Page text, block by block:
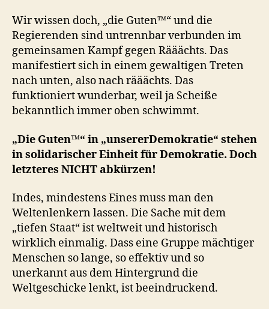
Wir wissen doch, „die Guten™“ und die
Regierenden sind untrennbar verbunden im
gemeinsamen Kampf gegen Rääächts. Das
manifestiert sich in einem gewaltigen Treten
nach unten, also nach rääächts. Das
funktioniert wunderbar, weil ja Scheiße
bekanntlich immer oben schwimmt.
„Die Guten™“ in „unsererDemokratie“ stehen
in solidarischer Einheit für Demokratie. Doch
letzteres NICHT abkürzen!
Indes, mindestens Eines muss man den
Weltenlenkern lassen. Die Sache mit dem
„tiefen Staat“ ist weltweit und historisch
wirklich einmalig. Dass eine Gruppe mächtiger
Menschen so lange, so effektiv und so
unerkannt aus dem Hintergrund die
Weltgeschicke lenkt, ist beeindruckend.